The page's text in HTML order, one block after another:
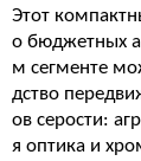
Этот
о бюджетных
м сегменте
дство
ов серости:
я оптика и